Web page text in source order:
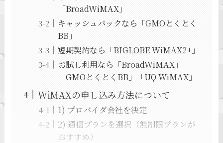
「BroadWiMAX」
キャッシュバックなら「GMOとくとく
BB」
短期契約なら「BIGLOBE WiMAX2+」
お試し利用なら「BroadWiMAX」
「GMOとくとくBB」「UQ WiMAX」
WiMAXの申し込み方法について
1) プロバイダ会社を決定
2) 通信プランを選択（無制限プランが
おすすめ）